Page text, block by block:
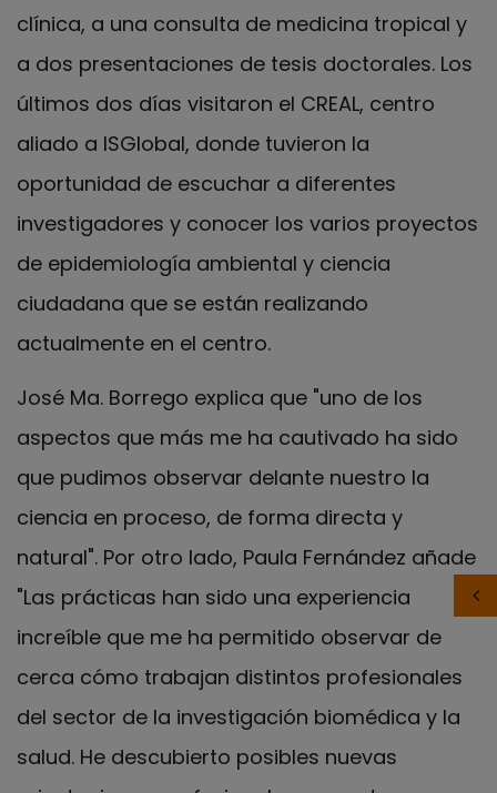
clínica, a una consulta de medicina tropical y
a dos presentaciones de tesis doctorales. Los
últimos dos días visitaron el CREAL, centro
aliado a ISGlobal, donde tuvieron la
oportunidad de escuchar a diferentes
investigadores y conocer los varios proyectos
de epidemiología ambiental y ciencia
ciudadana que se están realizando
actualmente en el centro.
José Ma. Borrego explica que "uno de los
aspectos que más me ha cautivado ha sido
que pudimos observar delante nuestro la
ciencia en proceso, de forma directa y
natural". Por otro lado, Paula Fernández añade
"Las prácticas han sido una experiencia
increíble que me ha permitido observar de
cerca cómo trabajan distintos profesionales
del sector de la investigación biomédica y la
salud. He descubierto posibles nuevas